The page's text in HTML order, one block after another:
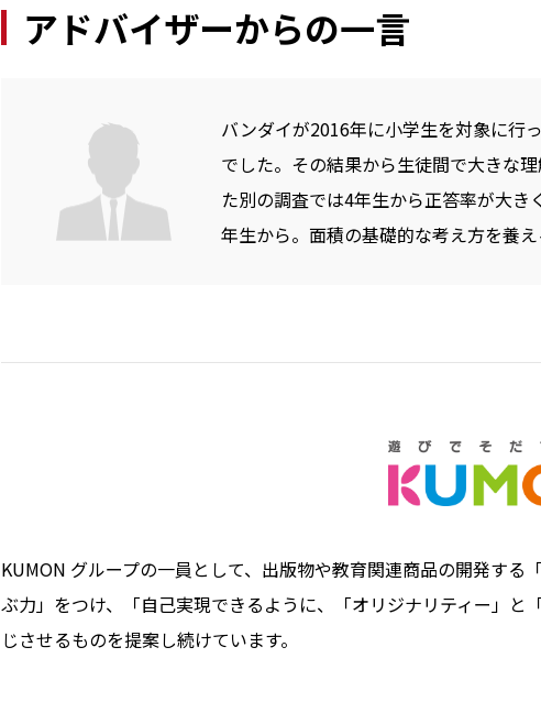
アドバイザーからの一言
バンダイが2016年に小学生を対象に行
でした。その結果から生徒間で大きな
た別の調査では4年生から正答率が大
年生から。面積の基礎的な考え方を養
KUMON グループの一員として、出版物や教育関連商品の開発す
ぶ力」をつけ、「自己実現できるように、「オリジナリティー」
じさせるものを提案し続けています。